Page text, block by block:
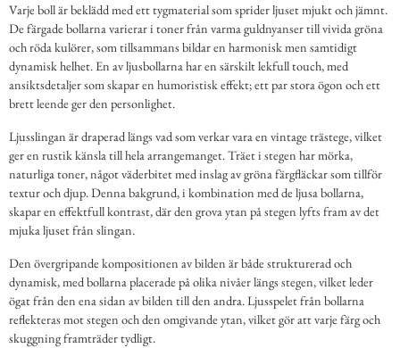
Varje boll är beklädd med ett tygmaterial som sprider ljuset mjukt och jämnt.
De färgade bollarna varierar i toner från varma guldnyanser till vivida gröna
och röda kulörer, som tillsammans bildar en harmonisk men samtidigt
dynamisk helhet. En av ljusbollarna har en särskilt lekfull touch, med
ansiktsdetaljer som skapar en humoristisk effekt; ett par stora ögon och ett
brett leende ger den personlighet.
Ljusslingan är draperad längs vad som verkar vara en vintage trästege, vilket
ger en rustik känsla till hela arrangemanget. Träet i stegen har mörka,
naturliga toner, något väderbitet med inslag av gröna färgfläckar som tillför
textur och djup. Denna bakgrund, i kombination med de ljusa bollarna,
skapar en effektfull kontrast, där den grova ytan på stegen lyfts fram av det
mjuka ljuset från slingan.
Den övergripande kompositionen av bilden är både strukturerad och
dynamisk, med bollarna placerade på olika nivåer längs stegen, vilket leder
ögat från den ena sidan av bilden till den andra. Ljusspelet från bollarna
reflekteras mot stegen och den omgivande ytan, vilket gör att varje färg och
skuggning framträder tydligt.